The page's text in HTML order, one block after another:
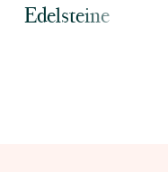
Edelsteine